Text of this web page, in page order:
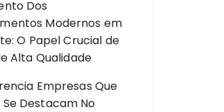
Dos
Modernos em
O Papel Crucial de
Alta Qualidade
Empresas Que
Destacam No